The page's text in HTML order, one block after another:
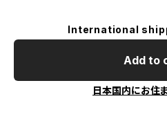
International
Add to
日本国内にお住